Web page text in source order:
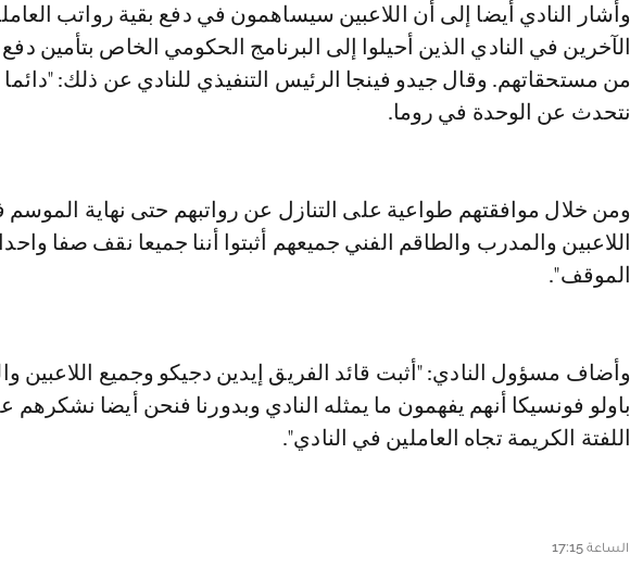
وأشار النادي أيضا إلى أن اللاعبين سيساهمون في دفع بقية رواتب
الآخرين في النادي الذين أحيلوا إلى البرنامج الحكومي الخاص بتأمين
من مستحقاتهم. وقال جيدو فينجا الرئيس التنفيذي للنادي عن ذلك:
نتحدث عن الوحدة في روما.
ومن خلال موافقتهم طواعية على التنازل عن رواتبهم حتى نهاية الموسم
اللاعبين والمدرب والطاقم الفني جميعهم أثبتوا أننا جميعا نقف صفا
الموقف".
وأضاف مسؤول النادي: "أثبت قائد الفريق إيدين دجيكو وجميع اللاعبين
باولو فونسيكا أنهم يفهمون ما يمثله النادي وبدورنا فنحن أيضا نشكرهم
اللفتة الكريمة تجاه العاملين في النادي".